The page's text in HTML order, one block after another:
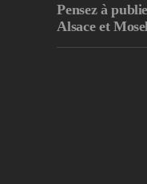
Pensez à
Alsace et